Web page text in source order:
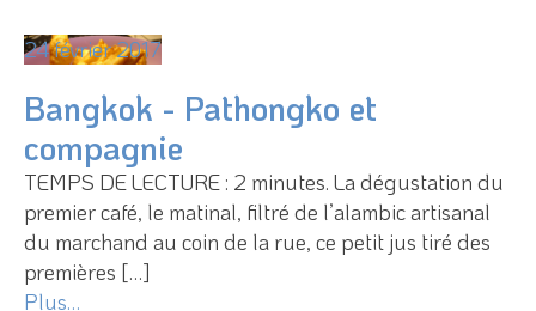
24 février 2017
Bangkok - Pathongko et
compagnie
TEMPS DE LECTURE : 2 minutes. La dégustation du
premier café, le matinal, filtré de l’alambic artisanal
du marchand au coin de la rue, ce petit jus tiré des
premières […]
Plus…